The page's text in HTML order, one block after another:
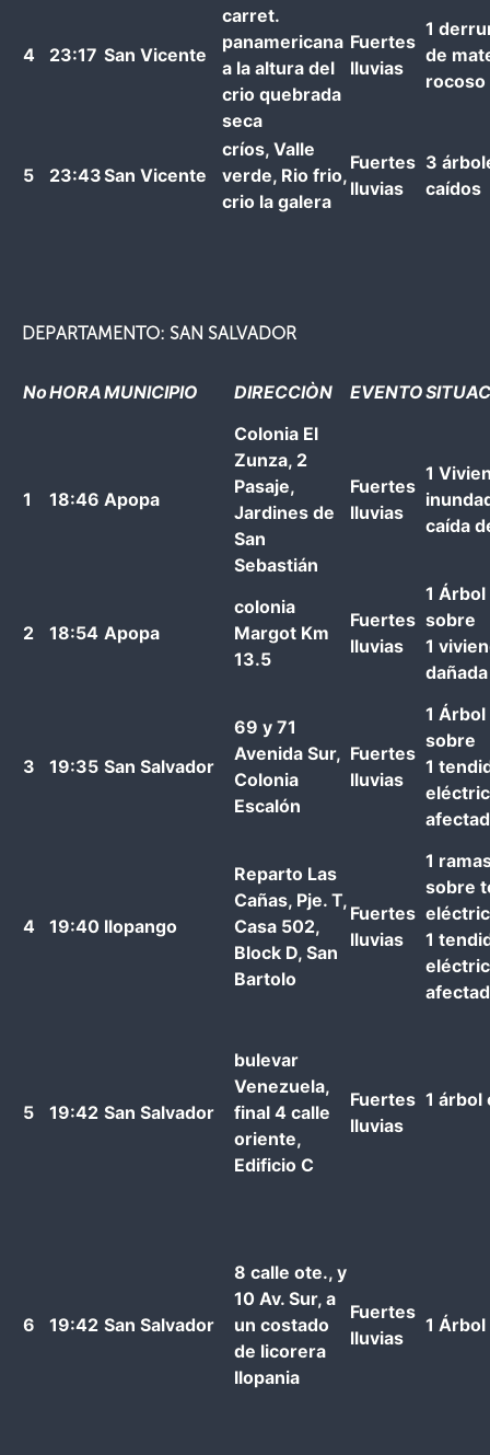
4 23:17 San Vicente
carret.
panamericana
a la altura del
crio quebrada
seca
Fuertes
lluvias
1
de
rocoso
5 23:43San Vicente
críos, Valle
verde, Rio frio,
crio la galera
Fuertes
lluvias
3
caídos
DEPARTAMENTO: SAN SALVADOR
NoHORAMUNICIPIO DIRECCIÒN EVENTO
1 18:46 Apopa
Colonia El
Zunza, 2
Pasaje,
Jardines de
San
Sebastián
Fuertes
lluvias
1
caída
2 18:54 Apopa
colonia
Margot Km
13.5
Fuertes
lluvias
1 Árbol
sobre
1
dañada
3 19:35 San Salvador
69 y 71
Avenida Sur,
Colonia
Escalón
Fuertes
lluvias
1 Árbol
sobre
1
4 19:40 Ilopango
Reparto Las
Cañas, Pje. T,
Casa 502,
Block D, San
Bartolo
Fuertes
lluvias
1
sobre
1
5 19:42 San Salvador
bulevar
Venezuela,
final 4 calle
oriente,
Edificio C
Fuertes
lluvias
1 árbol
6 19:42 San Salvador
8 calle ote., y
10 Av. Sur, a
un costado
de licorera
Ilopania
Fuertes
lluvias
1 Árbol